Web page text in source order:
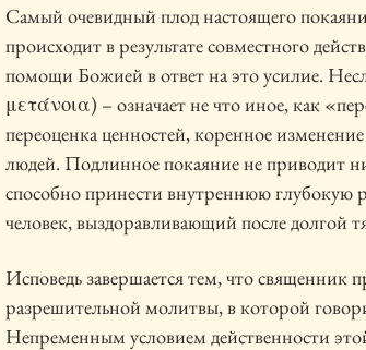
Самый очевидный плод настоящего
происходит в результате совместного
помощи Божией в ответ на это усилие.
μετάνοια) – означает не что иное, как
переоценка ценностей, коренное
людей. Подлинное покаяние не приводит
способно принести внутреннюю глубокую
человек, выздоравливающий после долгой
Исповедь завершается тем, что священник
разрешительной молитвы, в которой
Непременным условием действенности